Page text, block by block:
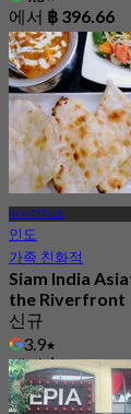
에서 ฿ 396.66
아시아티크
인도
가족 친화적
Siam India
the Riverfront
신규
3.9
에서฿ 347.5